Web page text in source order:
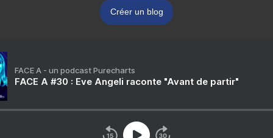
Créer un blog
FACE A - un podcast Purecharts
FACE A #30 : Eve Angeli raconte "Avant de partir"